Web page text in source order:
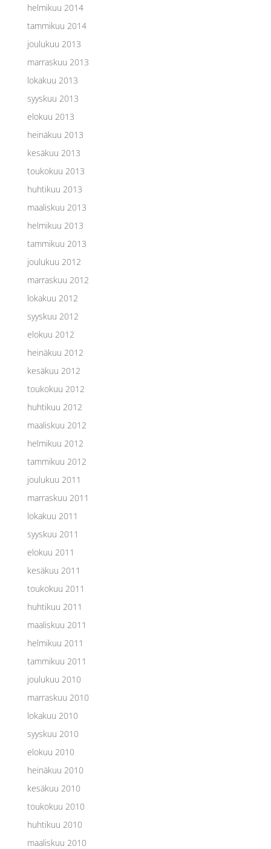
helmikuu 2014
tammikuu 2014
joulukuu 2013
marraskuu 2013
lokakuu 2013
syyskuu 2013
elokuu 2013
heinäkuu 2013
kesäkuu 2013
toukokuu 2013
huhtikuu 2013
maaliskuu 2013
helmikuu 2013
tammikuu 2013
joulukuu 2012
marraskuu 2012
lokakuu 2012
syyskuu 2012
elokuu 2012
heinäkuu 2012
kesäkuu 2012
toukokuu 2012
huhtikuu 2012
maaliskuu 2012
helmikuu 2012
tammikuu 2012
joulukuu 2011
marraskuu 2011
lokakuu 2011
syyskuu 2011
elokuu 2011
kesäkuu 2011
toukokuu 2011
huhtikuu 2011
maaliskuu 2011
helmikuu 2011
tammikuu 2011
joulukuu 2010
marraskuu 2010
lokakuu 2010
syyskuu 2010
elokuu 2010
heinäkuu 2010
kesäkuu 2010
toukokuu 2010
huhtikuu 2010
maaliskuu 2010